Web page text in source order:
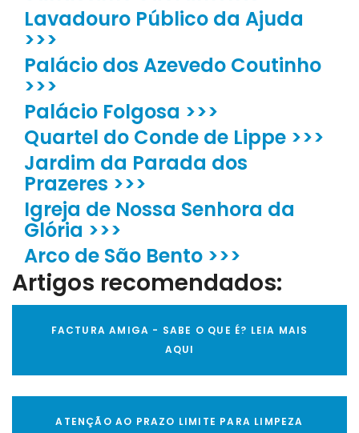
Lavadouro Público da Ajuda
>>>
Palácio dos Azevedo Coutinho
>>>
Palácio Folgosa >>>
Quartel do Conde de Lippe >>>
Jardim da Parada dos
Prazeres >>>
Igreja de Nossa Senhora da
Glória >>>
Arco de São Bento >>>
Artigos recomendados:
FACTURA AMIGA - SABE O QUE É? LEIA MAIS
AQUI
ATENÇÃO AO PRAZO LIMITE PARA LIMPEZA